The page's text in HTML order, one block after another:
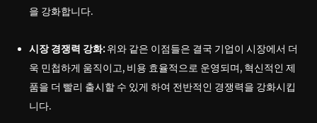
을 강화합니다.
시장 경쟁력 강화:위와 같은 이점들은 결국 기업이 시장에서 더
욱 민첩하게 움직이고, 비용 효율적으로 운영되며, 혁신적인 제
품을 더 빨리 출시할 수 있게 하여 전반적인 경쟁력을 강화시킵
니다.